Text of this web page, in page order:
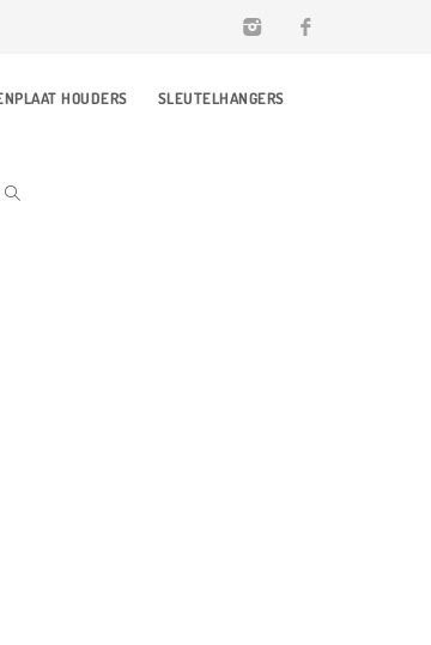
HOUDERS SLEUTELHANGERS